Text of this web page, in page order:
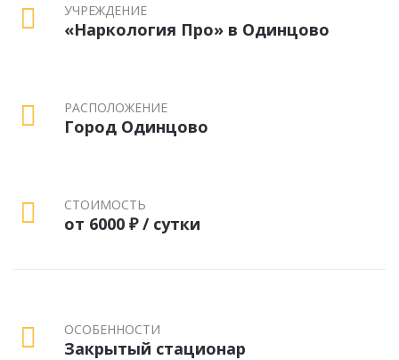
УЧРЕЖДЕНИЕ
«Наркология Про» в Одинцово
РАСПОЛОЖЕНИЕ
Город Одинцово
СТОИМОСТЬ
от 6000 ₽ / сутки
ОСОБЕННОСТИ
Закрытый стационар